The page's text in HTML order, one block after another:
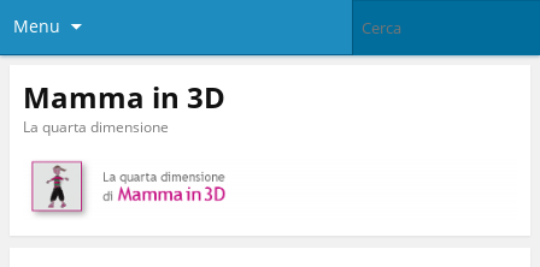
Menu
Mamma in 3D
La quarta dimensione